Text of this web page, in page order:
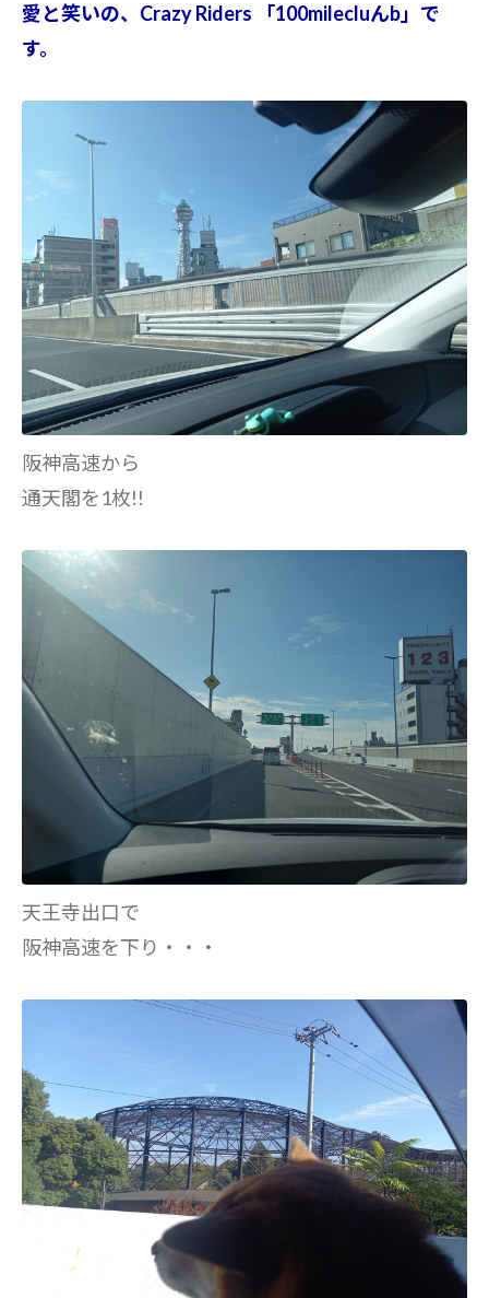
愛と笑いの、Crazy Riders 「100milecluんb」で
す。
阪神高速から
通天閣を1枚!!
天王寺出口で
阪神高速を下り・・・